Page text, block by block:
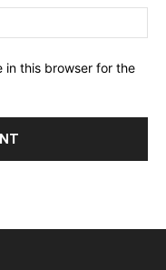
in this browser for the